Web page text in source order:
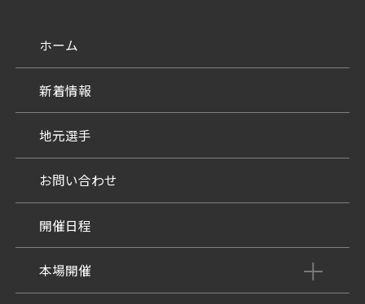
ホーム
新着情報
地元選手
お問い合わせ
開催日程
本場開催